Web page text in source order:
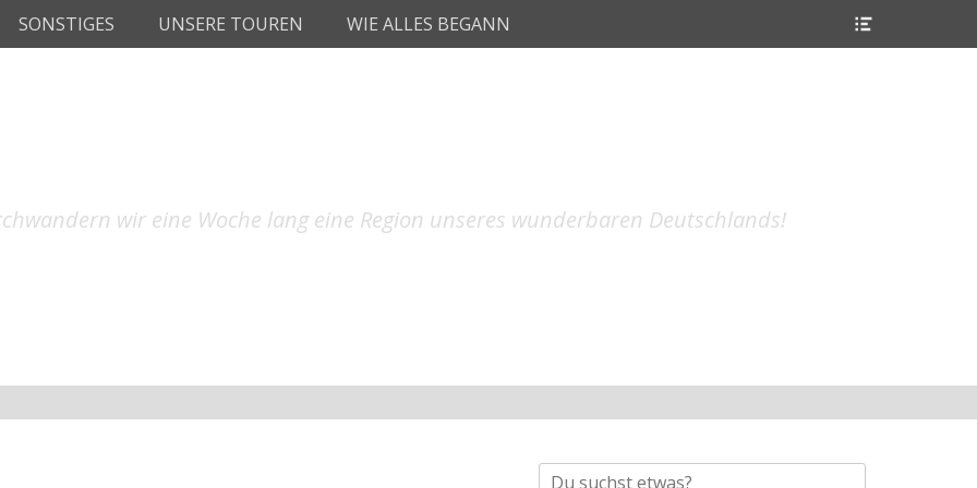
SONSTIGES UNSERE TOUREN WIE ALLES BEGANN
wir eine Woche lang eine Region unseres wunderbaren Deutschlands!
Suche